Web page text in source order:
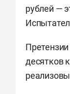
рублей —
десятков